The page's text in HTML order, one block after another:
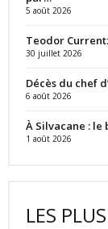
5 août 2026
Teodor
30 juillet 2026
Décès du chef
6 août 2026
À Silvacane : le
1 août 2026
LES